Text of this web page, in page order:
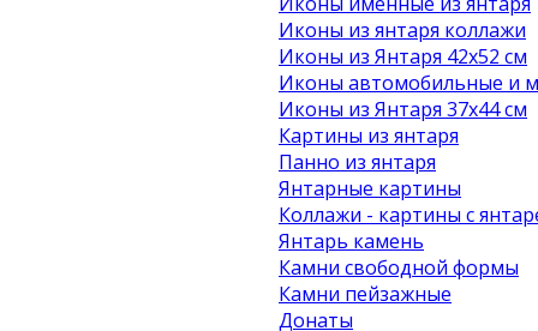
Иконы из янтаря коллажи
Иконы из Янтаря 42х52 см
Иконы автомобильные и
Иконы из Янтаря 37х44 см
Картины из янтаря
Панно из янтаря
Янтарные картины
Коллажи - картины с
Янтарь камень
Камни свободной формы
Камни пейзажные
Донаты